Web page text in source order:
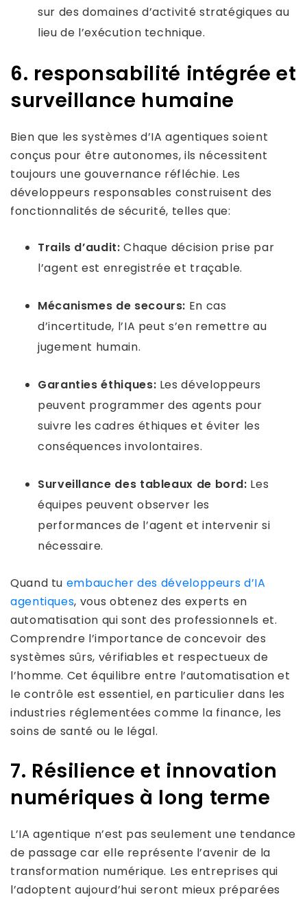
sur des domaines d’activité stratégiques au
lieu de l’exécution technique.
6. responsabilité intégrée et
surveillance humaine
Bien que les systèmes d’IA agentiques soient
conçus pour être autonomes, ils nécessitent
toujours une gouvernance réfléchie. Les
développeurs responsables construisent des
fonctionnalités de sécurité, telles que:
Trails d’audit:Chaque décision prise par
l’agent est enregistrée et traçable.
Mécanismes de secours: En cas
d’incertitude, l’IA peut s’en remettre au
jugement humain.
Garanties éthiques: Les développeurs
peuvent programmer des agents pour
suivre les cadres éthiques et éviter les
conséquences involontaires.
Surveillance des tableaux de bord: Les
équipes peuvent observer les
performances de l’agent et intervenir si
nécessaire.
Quand tu embaucher des développeurs d’IA
agentiques, vous obtenez des experts en
automatisation qui sont des professionnels et.
Comprendre l’importance de concevoir des
systèmes sûrs, vérifiables et respectueux de
l’homme. Cet équilibre entre l’automatisation et
le contrôle est essentiel, en particulier dans les
industries réglementées comme la finance, les
soins de santé ou le légal.
7. Résilience et innovation
numériques à long terme
L’IA agentique n’est pas seulement une tendance
de passage car elle représente l’avenir de la
transformation numérique. Les entreprises qui
l’adoptent aujourd’hui seront mieux préparées